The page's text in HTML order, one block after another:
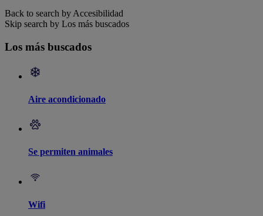
Back to search by Accesibilidad
Skip search by Los más buscados
Los más buscados
Aire acondicionado
Se permiten animales
Wifi